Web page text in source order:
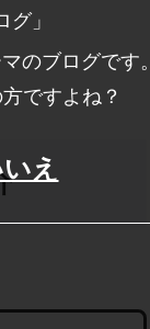
のブログです。
ですよね？
え